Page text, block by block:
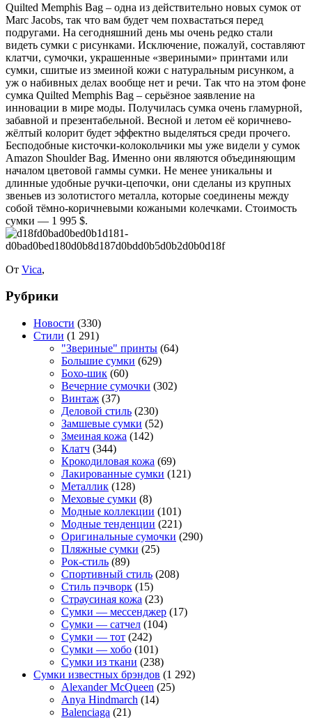
Quilted Memphis Bag – одна из действительно новых сумок от
Marc Jacobs, так что вам будет чем похвастаться перед
подругами. На сегодняшний день мы очень редко стали
видеть сумки с рисунками. Исключение, пожалуй, составляют
клатчи, сумочки, украшенные «звериными» принтами или
сумки, сшитые из змеиной кожи с натуральным рисунком, а
уж о набивных делах вообще нет и речи. Так что на этом фоне
сумка Quilted Memphis Bag – серьёзное заявление на
инновации в мире моды. Получилась сумка очень гламурной,
забавной и презентабельной. Весной и летом её коричнево-
жёлтый колорит будет эффектно выделяться среди прочего.
Бесподобные кисточки-колокольчики мы уже видели у сумок
Amazon Shoulder Bag. Именно они являются объединяющим
началом цветовой гаммы сумки. Не менее уникальны и
длинные удобные ручки-цепочки, они сделаны из крупных
звеньев из золотистого металла, которые соединены между
собой тёмно-коричневыми кожаными колечками. Стоимость
сумки — 1 995 $.
От Vica,
Рубрики
Новости (330)
Стили (1 291)
"Звериные" принты (64)
Большие сумки (629)
Бохо-шик (60)
Вечерние сумочки (302)
Винтаж (37)
Деловой стиль (230)
Замшевые сумки (52)
Змеиная кожа (142)
Клатч (344)
Крокодиловая кожа (69)
Лакированные сумки (121)
Металлик (128)
Меховые сумки (8)
Модные коллекции (101)
Модные тенденции (221)
Оригинальные сумочки (290)
Пляжные сумки (25)
Рок-стиль (89)
Спортивный стиль (208)
Стиль пэчворк (15)
Страусиная кожа (23)
Сумки — мессенджер (17)
Сумки — сатчел (104)
Сумки — тот (242)
Сумки — хобо (101)
Сумки из ткани (238)
Сумки известных брэндов (1 292)
Alexander McQueen (25)
Anya Hindmarch (14)
Balenciaga (21)